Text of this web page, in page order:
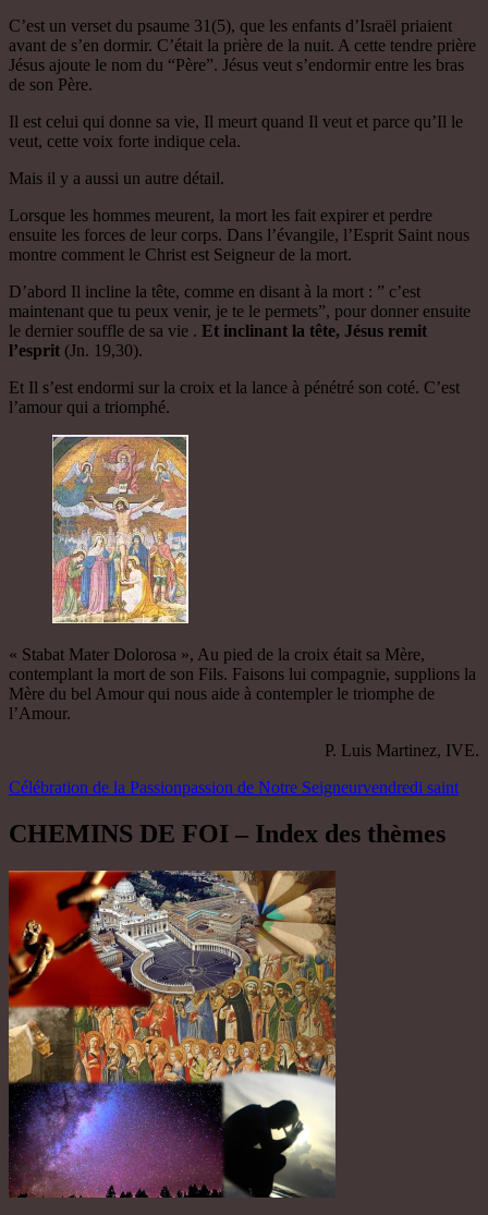
C’est un verset du psaume 31(5), que les enfants d’Israël priaient
avant de s’en dormir. C’était la prière de la nuit. A cette tendre prière
Jésus ajoute le nom du “Père”. Jésus veut s’endormir entre les bras
de son Père.
Il est celui qui donne sa vie, Il meurt quand Il veut et parce qu’Il le
veut, cette voix forte indique cela.
Mais il y a aussi un autre détail.
Lorsque les hommes meurent, la mort les fait expirer et perdre
ensuite les forces de leur corps. Dans l’évangile, l’Esprit Saint nous
montre comment le Christ est Seigneur de la mort.
D’abord Il incline la tête, comme en disant à la mort : ” c’est
maintenant que tu peux venir, je te le permets”, pour donner ensuite
le dernier souffle de sa vie . Et inclinant la tête, Jésus remit
l’esprit (Jn. 19,30).
Et Il s’est endormi sur la croix et la lance à pénétré son coté. C’est
l’amour qui a triomphé.
« Stabat Mater Dolorosa », Au pied de la croix était sa Mère,
contemplant la mort de son Fils. Faisons lui compagnie, supplions la
Mère du bel Amour qui nous aide à contempler le triomphe de
l’Amour.
P. Luis Martinez, IVE.
Célébration de la Passionpassion de Notre Seigneurvendredi saint
CHEMINS DE FOI – Index des thèmes